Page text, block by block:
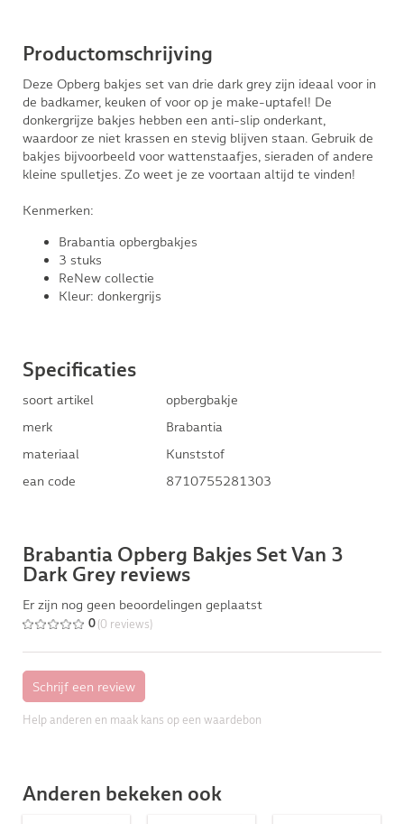
Productomschrijving
Deze Opberg bakjes set van drie dark grey zijn ideaal voor in
de badkamer, keuken of voor op je make-uptafel! De
donkergrijze bakjes hebben een anti-slip onderkant,
waardoor ze niet krassen en stevig blijven staan. Gebruik de
bakjes bijvoorbeeld voor wattenstaafjes, sieraden of andere
kleine spulletjes. Zo weet je ze voortaan altijd te vinden!
Kenmerken:
Brabantia opbergbakjes
3 stuks
ReNew collectie
Kleur: donkergrijs
Specificaties
soort artikel
opbergbakje
merk
Brabantia
materiaal
Kunststof
ean code
8710755281303
Brabantia Opberg Bakjes Set Van 3
Dark Grey reviews
Er zijn nog geen beoordelingen geplaatst
0 (0 reviews)
Help anderen en maak kans op een waardebon
Anderen bekeken ook